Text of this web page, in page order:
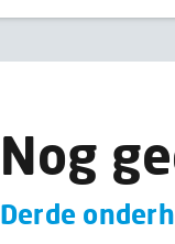
Nog
Derde